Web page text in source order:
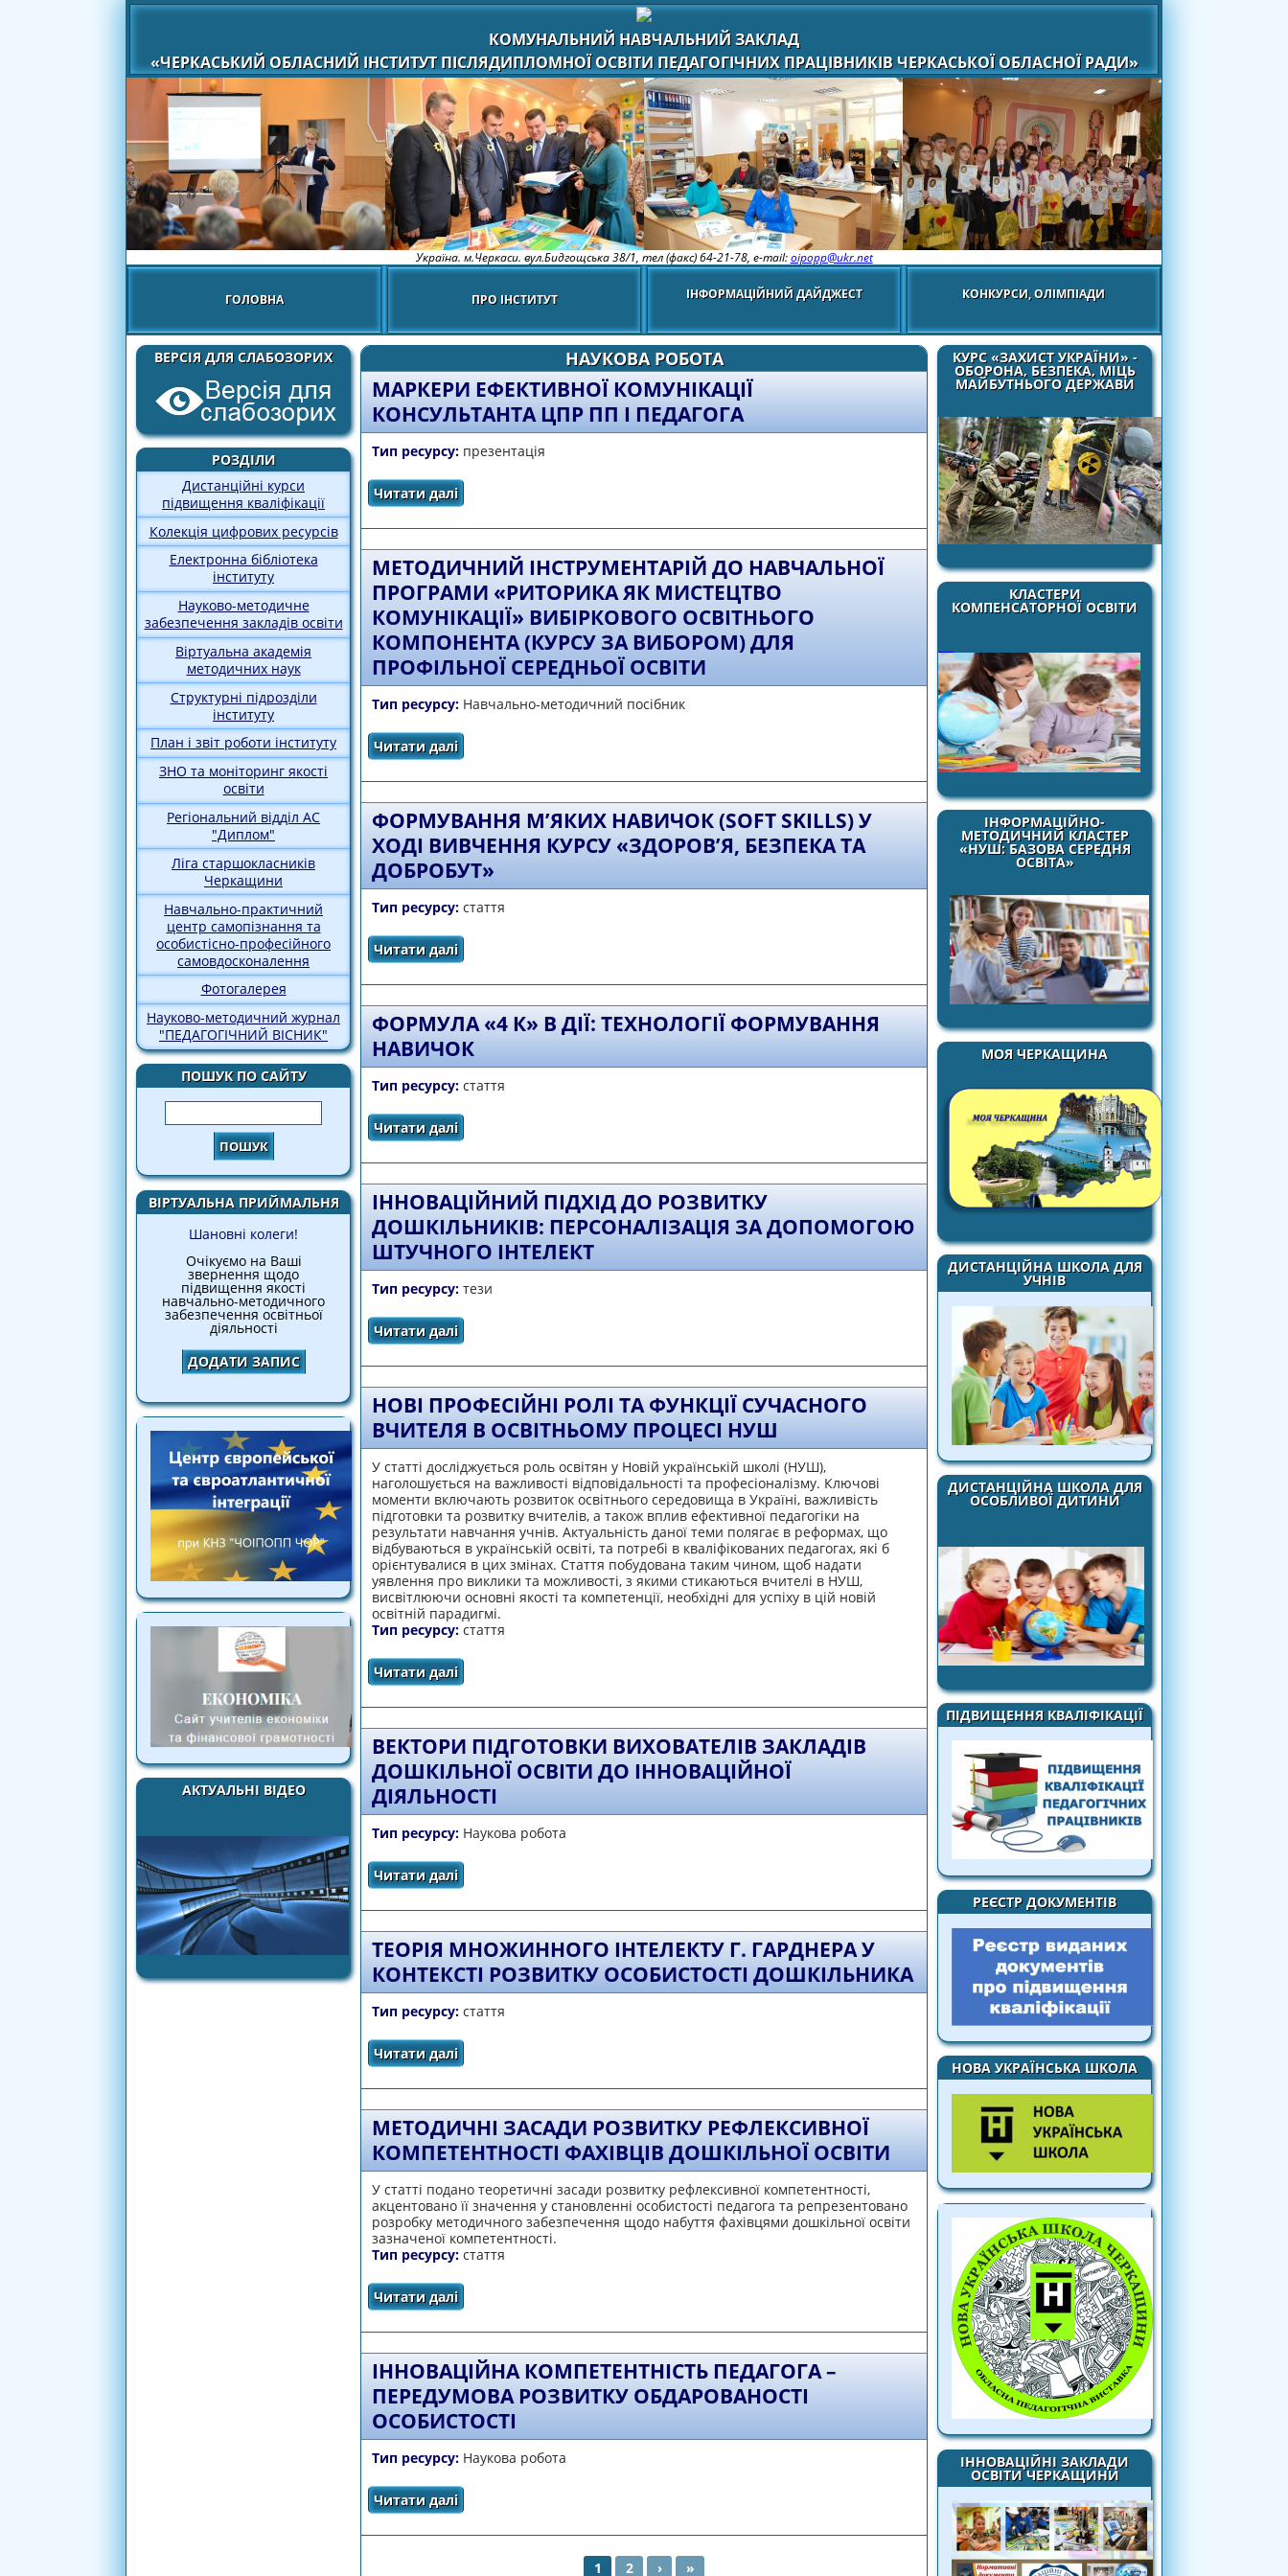
КОМУНАЛЬНИЙ НАВЧАЛЬНИЙ ЗАКЛАД
«ЧЕРКАСЬКИЙ ОБЛАСНИЙ ІНСТИТУТ ПІСЛЯДИПЛОМНОЇ ОСВІТИ ПЕДАГОГІЧНИХ ПРАЦІВНИКІВ ЧЕРКАСЬКОЇ ОБЛАСНОЇ РАДИ»
Україна. м.Черкаси. вул.Бидгощська 38/1, тел (факс) 64-21-78, e-mail:oipopp@ukr.net
ГОЛОВНА ПРО ІНСТИТУТ ІНФОРМАЦІЙНИЙ ДАЙДЖЕСТ КОНКУРСИ, ОЛІМПІАДИ
ВЕРСІЯ ДЛЯ СЛАБОЗОРИХ
РОЗДІЛИ
Дистанційні курси
підвищення кваліфікації
Колекція цифрових ресурсів
Електронна бібліотека
інституту
Науково-методичне
забезпечення закладів освіти
Віртуальна академія
методичних наук
Структурні підрозділи
інституту
План і звіт роботи інституту
ЗНО та моніторинг якості
освіти
Регіональний відділ АС
"Диплом"
Ліга старшокласників
Черкащини
Навчально-практичний
центр самопізнання та
особистісно-професійного
самовдосконалення
Фотогалерея
Науково-методичний журнал
"ПЕДАГОГІЧНИЙ ВІСНИК"
ПОШУК ПО САЙТУ
Пошук
ВІРТУАЛЬНА ПРИЙМАЛЬНЯ
Шановні колеги!
Очікуємо на Ваші
звернення щодо
підвищення якості
навчально-методичного
забезпечення освітньої
діяльності
ДОДАТИ ЗАПИС
АКТУАЛЬНІ ВІДЕО
КУРС «ЗАХИСТ УКРАЇНИ» -
ОБОРОНА, БЕЗПЕКА, МІЦЬ
МАЙБУТНЬОГО ДЕРЖАВИ
КЛАСТЕРИ
КОМПЕНСАТОРНОЇ ОСВІТИ
ІНФОРМАЦІЙНО-
МЕТОДИЧНИЙ КЛАСТЕР
«НУШ: БАЗОВА СЕРЕДНЯ
ОСВІТА»
МОЯ ЧЕРКАЩИНА
ДИСТАНЦІЙНА ШКОЛА ДЛЯ
УЧНІВ
ДИСТАНЦІЙНА ШКОЛА ДЛЯ
ОСОБЛИВОЇ ДИТИНИ
ПІДВИЩЕННЯ КВАЛІФІКАЦІЇ
РЕЄСТР ДОКУМЕНТІВ
НОВА УКРАЇНСЬКА ШКОЛА
ІННОВАЦІЙНІ ЗАКЛАДИ
ОСВІТИ ЧЕРКАЩИНИ
НАУКОВА РОБОТА
МАРКЕРИ ЕФЕКТИВНОЇ КОМУНІКАЦІЇ
КОНСУЛЬТАНТА ЦПР ПП І ПЕДАГОГА
Тип ресурсу: презентація
Читати даліпро Маркери ефективної комунікації консультанта ЦПР ПП і педагога
МЕТОДИЧНИЙ ІНСТРУМЕНТАРІЙ ДО НАВЧАЛЬНОЇ
ПРОГРАМИ «РИТОРИКА ЯК МИСТЕЦТВО
КОМУНІКАЦІЇ» ВИБІРКОВОГО ОСВІТНЬОГО
КОМПОНЕНТА (КУРСУ ЗА ВИБОРОМ) ДЛЯ
ПРОФІЛЬНОЇ СЕРЕДНЬОЇ ОСВІТИ
Тип ресурсу: Навчально-методичний посібник
Читати далі
про Методичний інструментарій до навчальної програми «Риторика як мистецтво комунікації»
вибіркового освітнього компонента (курсу за вибором) для профільної середньої освіти
ФОРМУВАННЯ М’ЯКИХ НАВИЧОК (SOFT SKILLS) У
ХОДІ ВИВЧЕННЯ КУРСУ «ЗДОРОВ’Я, БЕЗПЕКА ТА
ДОБРОБУТ»
Тип ресурсу: стаття
Читати далі
про Формування м’яких навичок (soft skills) у ході вивчення курсу «Здоров’я, безпека та
ФОРМУЛА «4 К» В ДІЇ: ТЕХНОЛОГІЇ ФОРМУВАННЯ
НАВИЧОК
Тип ресурсу: стаття
Читати даліпро Формула «4 К» в дії: технології формування навичок
ІННОВАЦІЙНИЙ ПІДХІД ДО РОЗВИТКУ
ДОШКІЛЬНИКІВ: ПЕРСОНАЛІЗАЦІЯ ЗА ДОПОМОГОЮ
ШТУЧНОГО ІНТЕЛЕКТ
Тип ресурсу: тези
Читати далі
про ІННОВАЦІЙНИЙ ПІДХІД ДО РОЗВИТКУ ДОШКІЛЬНИКІВ: ПЕРСОНАЛІЗАЦІЯ ЗА ДОПОМОГОЮ
НОВІ ПРОФЕСІЙНІ РОЛІ ТА ФУНКЦІЇ СУЧАСНОГО
ВЧИТЕЛЯ В ОСВІТНЬОМУ ПРОЦЕСІ НУШ
У статті досліджується роль освітян у Новій українській школі (НУШ),
наголошується на важливості відповідальності та професіоналізму. Ключові
моменти включають розвиток освітнього середовища в Україні, важливість
підготовки та розвитку вчителів, а також вплив ефективної педагогіки на
результати навчання учнів. Актуальність даної теми полягає в реформах, що
відбуваються в українській освіті, та потребі в кваліфікованих педагогах, які б
орієнтувалися в цих змінах. Стаття побудована таким чином, щоб надати
уявлення про виклики та можливості, з якими стикаються вчителі в НУШ,
висвітлюючи основні якості та компетенції, необхідні для успіху в цій новій
освітній парадигмі.
Тип ресурсу: стаття
Читати даліпро НОВІ ПРОФЕСІЙНІ РОЛІ ТА ФУНКЦІЇ СУЧАСНОГО ВЧИТЕЛЯ В ОСВІТНЬОМУ ПРОЦЕСІ НУШ
ВЕКТОРИ ПІДГОТОВКИ ВИХОВАТЕЛІВ ЗАКЛАДІВ
ДОШКІЛЬНОЇ ОСВІТИ ДО ІННОВАЦІЙНОЇ
ДІЯЛЬНОСТІ
Тип ресурсу: Наукова робота
Читати далі
про ВЕКТОРИ ПІДГОТОВКИ ВИХОВАТЕЛІВ ЗАКЛАДІВ ДОШКІЛЬНОЇ ОСВІТИ ДО ІННОВАЦІЙНОЇ
ТЕОРІЯ МНОЖИННОГО ІНТЕЛЕКТУ Г. ГАРДНЕРА У
КОНТЕКСТІ РОЗВИТКУ ОСОБИСТОСТІ ДОШКІЛЬНИКА
Тип ресурсу: стаття
Читати далі
про ТЕОРІЯ МНОЖИННОГО ІНТЕЛЕКТУ Г. ГАРДНЕРА У КОНТЕКСТІ РОЗВИТКУ ОСОБИСТОСТІ
МЕТОДИЧНІ ЗАСАДИ РОЗВИТКУ РЕФЛЕКСИВНОЇ
КОМПЕТЕНТНОСТІ ФАХІВЦІВ ДОШКІЛЬНОЇ ОСВІТИ
У статті подано теоретичні засади розвитку рефлексивної компетентності,
акцентовано її значення у становленні особистості педагога та репрезентовано
розробку методичного забезпечення щодо набуття фахівцями дошкільної освіти
зазначеної компетентності.
Тип ресурсу: стаття
Читати далі
про МЕТОДИЧНІ ЗАСАДИ РОЗВИТКУ РЕФЛЕКСИВНОЇ КОМПЕТЕНТНОСТІ ФАХІВЦІВ ДОШКІЛЬНОЇ
ІННОВАЦІЙНА КОМПЕТЕНТНІСТЬ ПЕДАГОГА –
ПЕРЕДУМОВА РОЗВИТКУ ОБДАРОВАНОСТІ
ОСОБИСТОСТІ
Тип ресурсу: Наукова робота
Читати далі
про ІННОВАЦІЙНА КОМПЕТЕНТНІСТЬ ПЕДАГОГА – ПЕРЕДУМОВА РОЗВИТКУ ОБДАРОВАНОСТІ
1 2 › »